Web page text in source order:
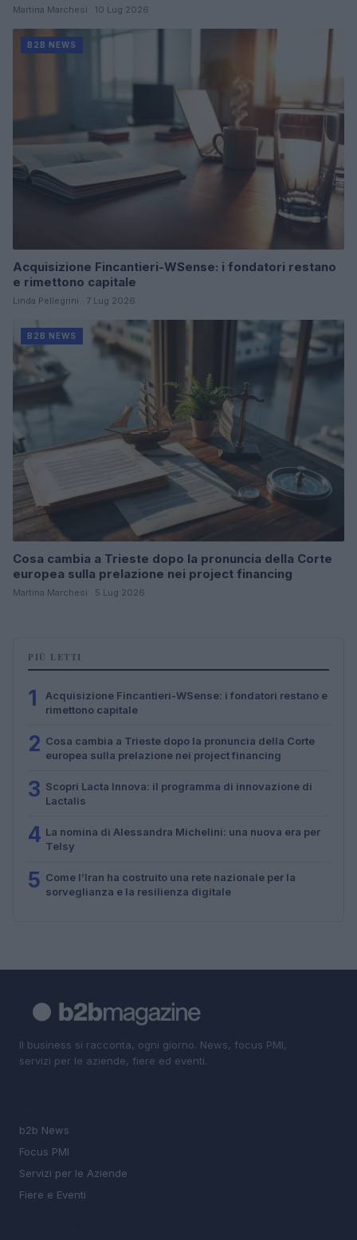
Martina Marchesi · 10 Lug 2026
B2B NEWS
Acquisizione Fincantieri-WSense: i fondatori restano
e rimettono capitale
Linda Pellegrini · 7 Lug 2026
B2B NEWS
Cosa cambia a Trieste dopo la pronuncia della Corte
europea sulla prelazione nei project financing
Martina Marchesi · 5 Lug 2026
PIÙ LETTI
1
Acquisizione Fincantieri-WSense: i fondatori restano e
rimettono capitale
2 Cosa cambia a Trieste dopo la pronuncia della Corte
europea sulla prelazione nei project financing
3 Scopri Lacta Innova: il programma di innovazione di
Lactalis
4 La nomina di Alessandra Michelini: una nuova era per
Telsy
5 Come l’Iran ha costruito una rete nazionale per la
sorveglianza e la resilienza digitale
Il business si racconta, ogni giorno. News, focus PMI,
servizi per le aziende, fiere ed eventi.
b2b News
Focus PMI
Servizi per le Aziende
Fiere e Eventi